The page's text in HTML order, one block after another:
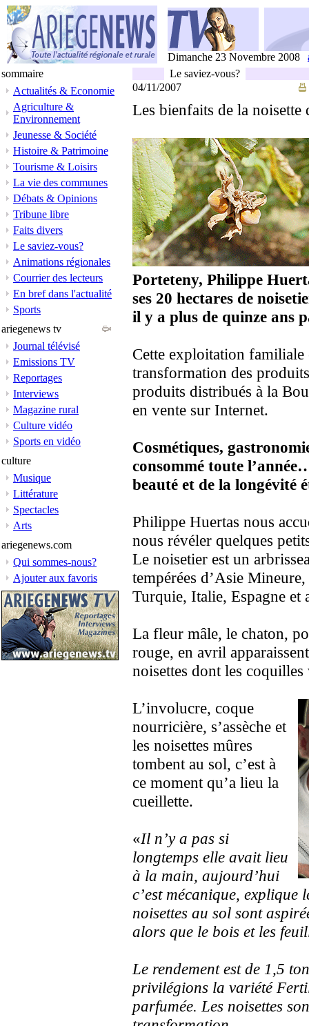
Dimanche 23 Novembre 2008
sommaire
Actualités & Economie
Agriculture &
Environnement
Jeunesse & Société
Histoire & Patrimoine
Tourisme & Loisirs
La vie des communes
Débats & Opinions
Tribune libre
Faits divers
Le saviez-vous?
Animations régionales
Courrier des lecteurs
En bref dans l'actualité
Sports
ariegenews tv
Journal télévisé
Emissions TV
Reportages
Interviews
Magazine rural
Culture vidéo
Sports en vidéo
culture
Musique
Littérature
Spectacles
Arts
ariegenews.com
Qui sommes-nous?
Ajouter aux favoris
Le saviez-vous?
04/11/2007
Les bienfaits de la noisette
Porteteny, Philippe
ses 20 hectares de
il y a plus de quinze ans
Cette exploitation
transformation des
produits distribués à la
en vente sur Internet.
Cosmétiques,
consommé toute
beauté et de la longévité
Philippe Huertas nous
nous révéler quelques
Le noisetier est un
tempérées d’Asie
Turquie, Italie, Espagne et
La fleur mâle, le chaton,
rouge, en avril
noisettes dont les
L’involucre, coque
nourricière, s’assèche et
les noisettes mûres
tombent au sol, c’est à
ce moment qu’a lieu la
cueillette.
«Il n’y a pas si
longtemps elle avait lieu
à la main, aujourd’hui
c’est mécanique, explique
noisettes au sol sont
alors que le bois et les
Le rendement est de 1,5
privilégions la variété
parfumée. Les noisettes